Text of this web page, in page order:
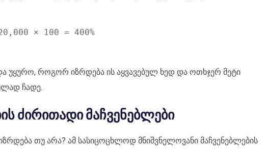
(100,000 - 20,000) / 20,000 × 100 = 400%
უყურო, როგორ იზრდება ის აყვავებულ ხედ და ოთხჯერ მეტი
ჩადე.
ძირითადი მაჩვენებლები
თუ არა? ამ სასიცოცხლოდ მნიშვნელოვანი მაჩვენებლების